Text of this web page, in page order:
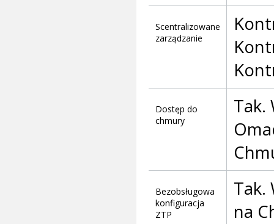
Scentralizowane
zarządzanie
Dostęp do
chmury
Tak.
Bezobsługowa
konfiguracja
ZTP
Tak.
na